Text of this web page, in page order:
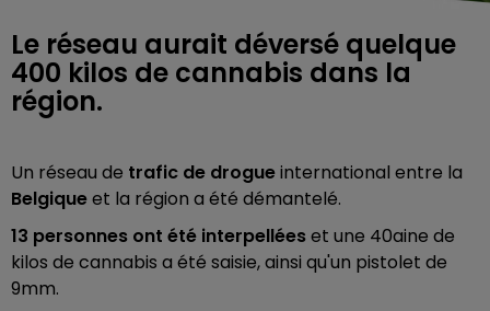
Le réseau aurait déversé quelque
400 kilos de cannabis dans la
région.
Un réseau de trafic de drogueinternational entre la
Belgiqueet la région a été démantelé.
13 personnes ont été interpelléeset une 40aine de
kilos de cannabis a été saisie, ainsi qu'un pistolet de
9mm.